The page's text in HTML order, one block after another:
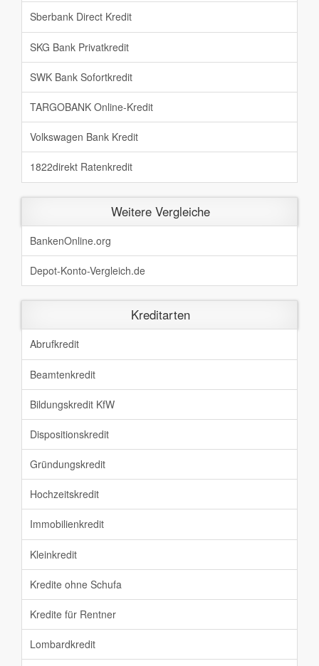
Sberbank Direct Kredit
SKG Bank Privatkredit
SWK Bank Sofortkredit
TARGOBANK Online-Kredit
Volkswagen Bank Kredit
1822direkt Ratenkredit
Weitere Vergleiche
BankenOnline.org
Depot-Konto-Vergleich.de
Kreditarten
Abrufkredit
Beamtenkredit
Bildungskredit KfW
Dispositionskredit
Gründungskredit
Hochzeitskredit
Immobilienkredit
Kleinkredit
Kredite ohne Schufa
Kredite für Rentner
Lombardkredit